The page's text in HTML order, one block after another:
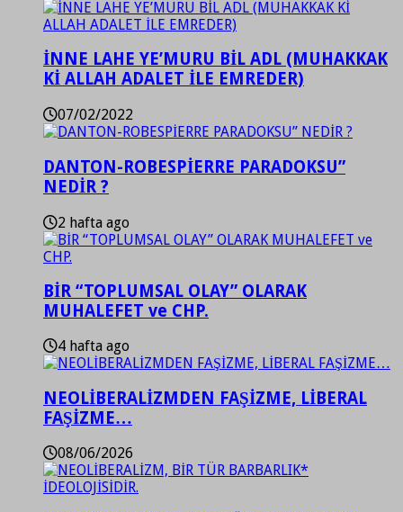
İNNE LAHE YE’MURU BİL ADL (MUHAKKAK
Kİ ALLAH ADALET İLE EMREDER)
07/02/2022
DANTON-ROBESPİERRE PARADOKSU”
NEDİR ?
2 hafta ago
BİR “TOPLUMSAL OLAY” OLARAK
MUHALEFET ve CHP.
4 hafta ago
NEOLİBERALİZMDEN FAŞİZME, LİBERAL
FAŞİZME…
08/06/2026